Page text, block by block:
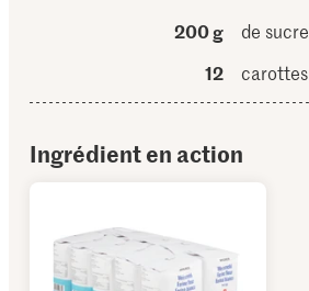
200 g
de
12
Ingrédient en action